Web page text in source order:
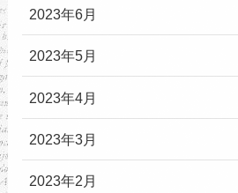
2023年6月
2023年5月
2023年4月
2023年3月
2023年2月